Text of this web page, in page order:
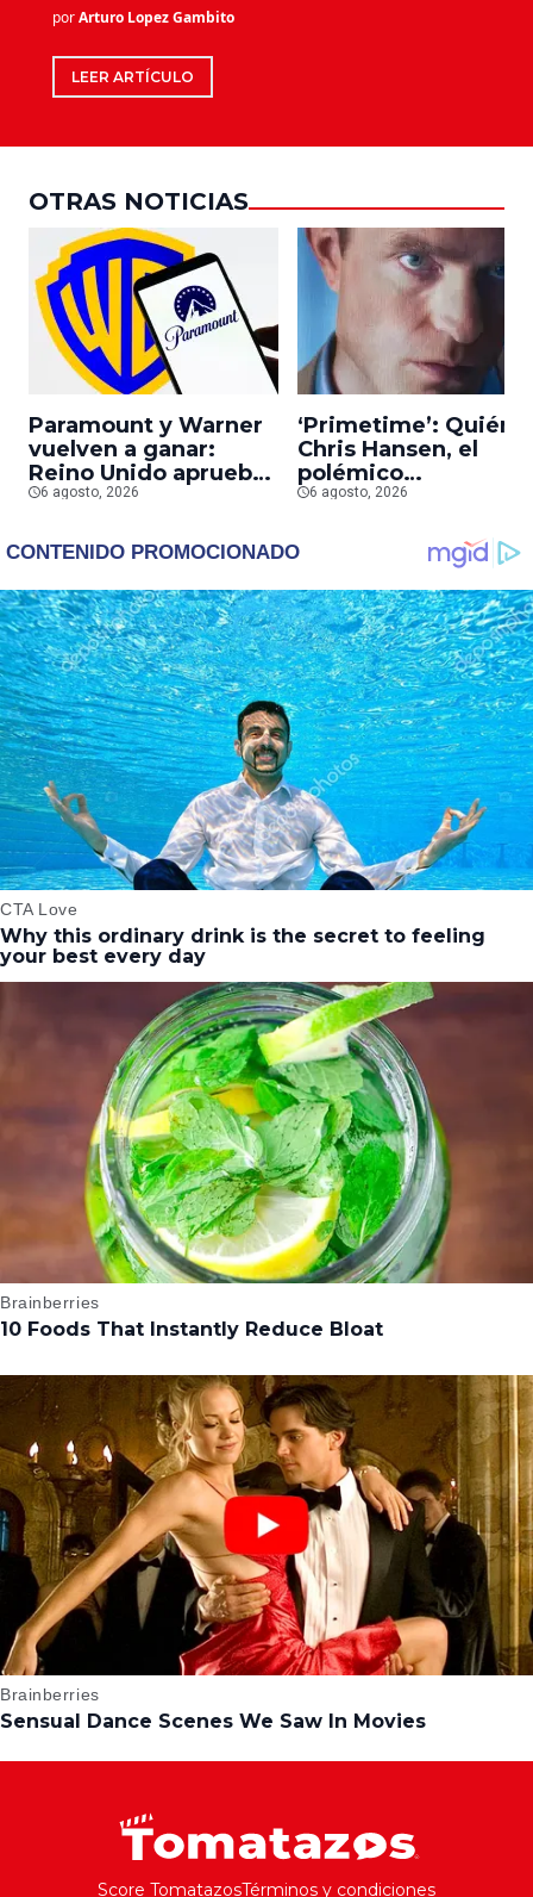
porArturo Lopez Gambito
LEER ARTÍCULO
OTRAS NOTICIAS
Paramount y Warner
vuelven a ganar:
Reino Unido aprueba
la fusión entre
6 agosto, 2026
‘Primetime’: Quién
Chris Hansen, el
polémico
presentador que
interpreta en su
nueva película
6 agosto, 2026
Score TomatazosTérminos y condiciones